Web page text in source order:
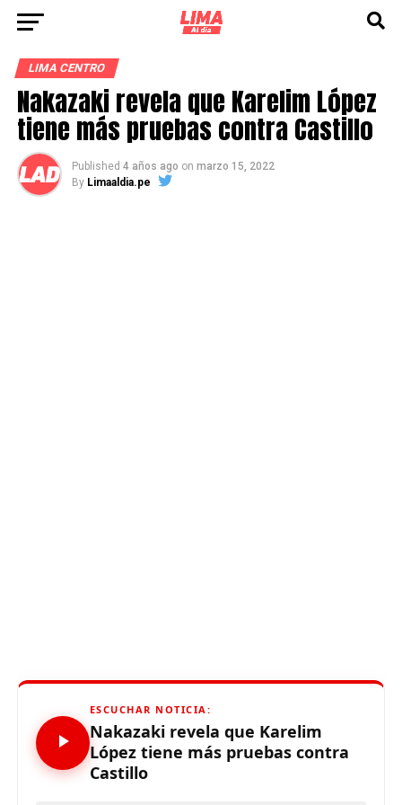
LIMA CENTRO
Nakazaki revela que Karelim López
tiene más pruebas contra Castillo
Published 4 años ago on marzo 15, 2022
By Limaaldia.pe
ESCUCHAR NOTICIA:
Nakazaki revela que Karelim
López tiene más pruebas contra
Castillo